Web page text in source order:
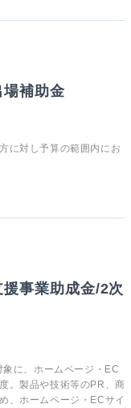
場補助金
に対し予算の範囲内にお
事業助成金/2次
に、ホームページ・EC
。製品や技術等のPR、商
、ホームページ・ECサイ